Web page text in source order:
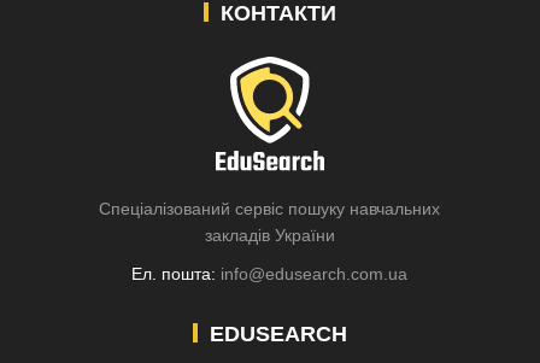
КОНТАКТИ
Спеціалізований сервіс пошуку навчальних
закладів України
Ел. пошта: info@edusearch.com.ua
EDUSEARCH